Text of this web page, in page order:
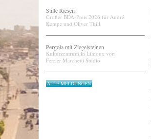
Stille Riesen
Großer BDA-Preis 2026 für André
Kempe und Oliver Thill
Pergola mit Ziegelsteinen
Kulturzentrum in Limoux von
Ferrier Marchetti Studio
ALLE MELDUNGEN